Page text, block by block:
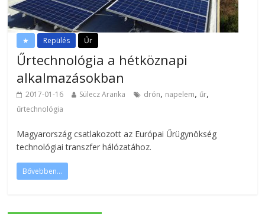
★ Repülés Űr
Űrtechnológia a hétköznapi
alkalmazásokban
2017-01-16 Sülecz Aranka drón, napelem, űr,
űrtechnológia
Magyarország csatlakozott az Európai Űrügynökség
technológiai transzfer hálózatához.
Bővebben...